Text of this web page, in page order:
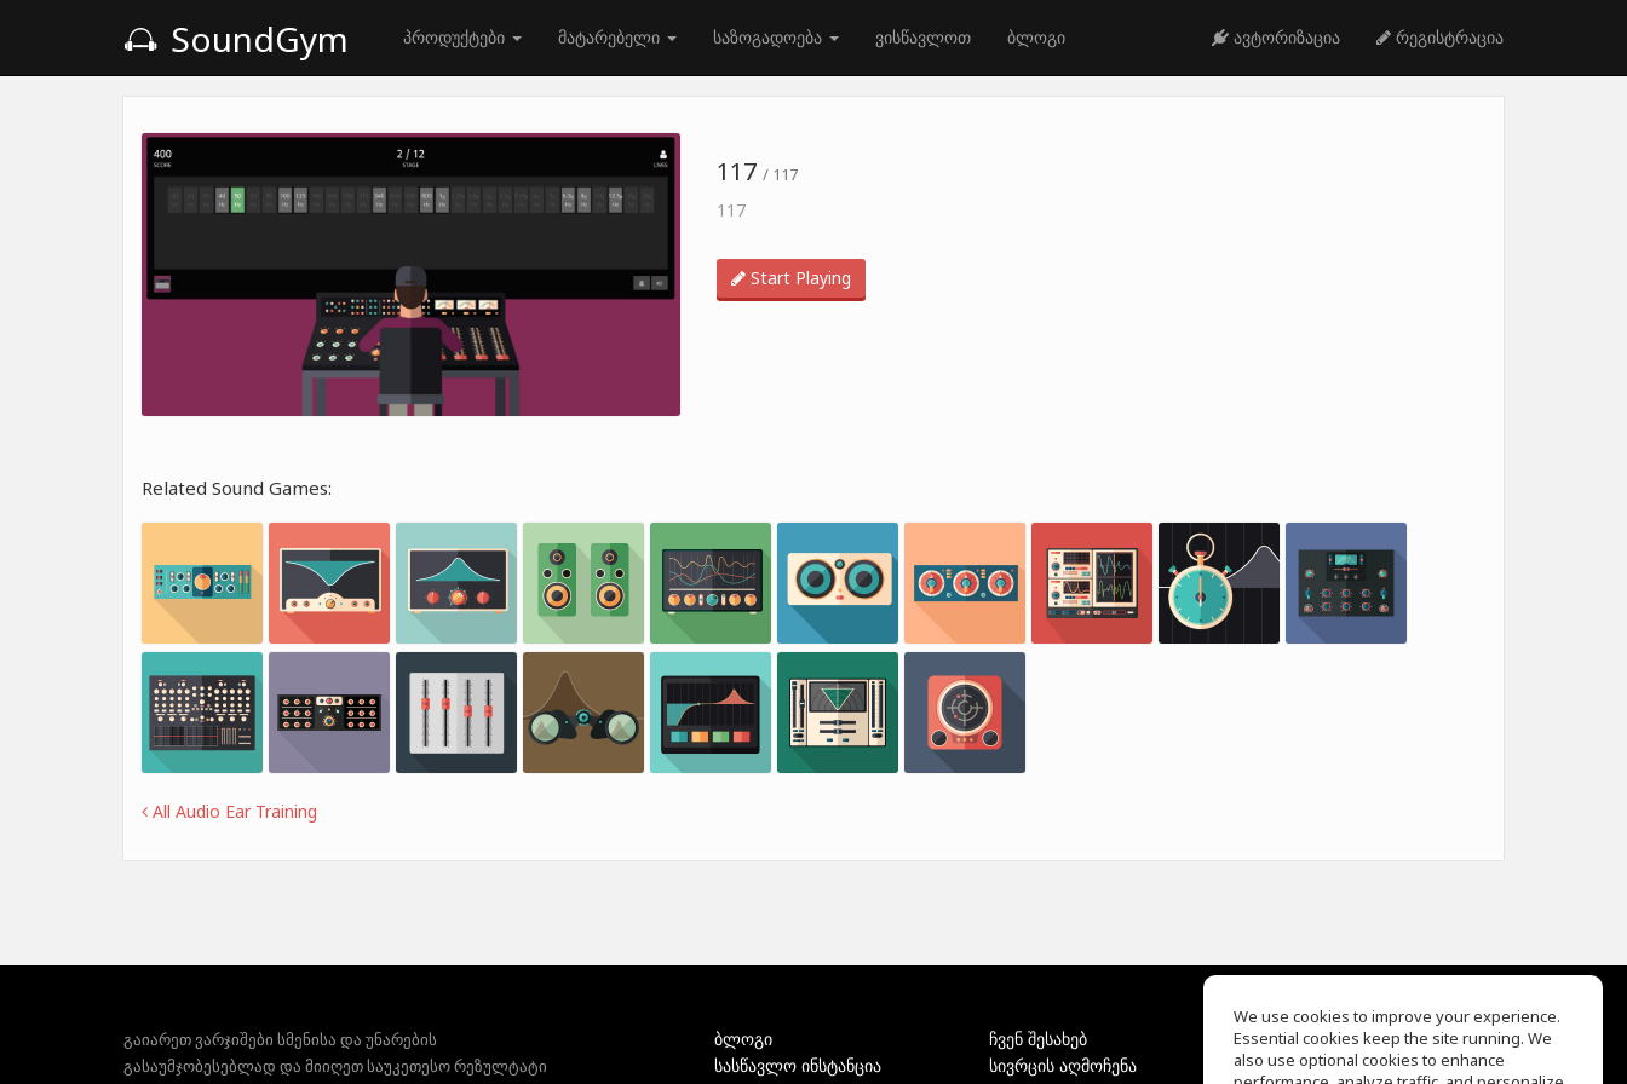
SoundGym პროდუქტები მატარებელი საზოგადოება ვისწავლოთ ბლოგი ავტორიზაცია რეგისტრაცია
117 / 117
117
Start Playing
Related Sound Games:
All Audio Ear Training
გაიარეთ ვარჯიშები სმენისა და უნარების
გასაუმჯობესებლად და მიიღეთ საუკეთესო რეზულტატი
ბლოგი
სასწავლო ინსტანცია
ჩვენ შესახებ
სივრცის აღმოჩენა
EQ Ear Training
Drum Machine
We use cookies to improve your experience.
Essential cookies keep the site running. We
also use optional cookies to enhance